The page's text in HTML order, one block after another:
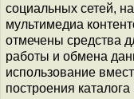
социальных cетей,
мультимедиа
отмечены средства
работы и обмена
использование
построения